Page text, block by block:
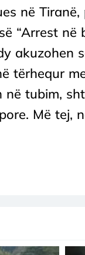
në
“Arrest në
tërhequr
në tubim,
Më tej,